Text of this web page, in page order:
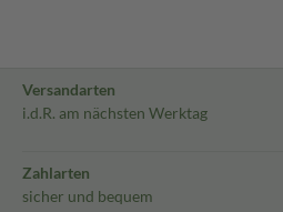
Versandarten
i.d.R. am nächsten Werktag
Zahlarten
sicher und bequem